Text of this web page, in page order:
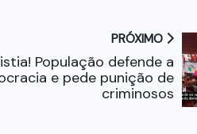
PRÓXIMO
População defende a
e pede punição de
criminosos